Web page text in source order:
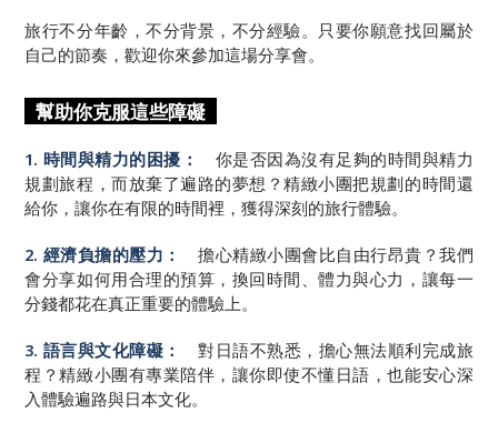
旅行不分年齡，不分背景，不分經驗。只要你願意找回屬於
自己的節奏，歡迎你來參加這場分享會。
幫助你克服這些障礙
1. 時間與精力的困擾：
你是否因為沒有足夠的時間與精力
規劃旅程，而放棄了遍路的夢想？精緻小團把規劃的時間還
給你，讓你在有限的時間裡，獲得深刻的旅行體驗。
2. 經濟負擔的壓力：
擔心精緻小團會比自由行昂貴？我們
會分享如何用合理的預算，換回時間、體力與心力，讓每一
分錢都花在真正重要的體驗上。
3. 語言與文化障礙：
對日語不熟悉，擔心無法順利完成旅
程？精緻小團有專業陪伴，讓你即使不懂日語，也能安心深
入體驗遍路與日本文化。